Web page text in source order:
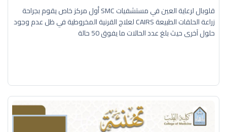
قلوبال لرعاية العين في مستشفيات SMC أول مركز خاص يقوم بجراحة
زراعة الحلقات الطبيعة CAIRS لعلاج القرنية المخروطية في ظل عدم وجود
حلول آخرى حيث بلغ عدد الحالات ما يفوق 50 حالة